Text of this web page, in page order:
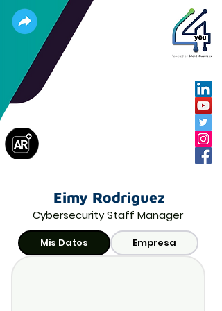
Eimy Rodriguez
Cybersecurity Staff Manager
Mis Datos Empresa